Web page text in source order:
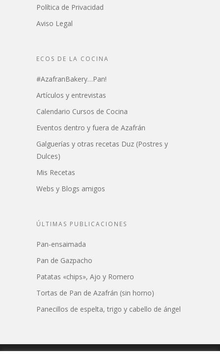
Política de Privacidad
Aviso Legal
ECOS DE LA COCINA
#AzafranBakery…Pan!
Artículos y entrevistas
Calendario Cursos de Cocina
Eventos dentro y fuera de Azafrán
Galguerías y otras recetas Duz (Postres y
Dulces)
Mis Recetas
Webs y Blogs amigos
ÚLTIMAS PUBLICACIONES
Pan-ensaimada
Pan de Gazpacho
Patatas «chips», Ajo y Romero
Tortas de Pan de Azafrán (sin horno)
Panecillos de espelta, trigo y cabello de ángel